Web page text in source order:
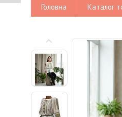
Головна Каталог